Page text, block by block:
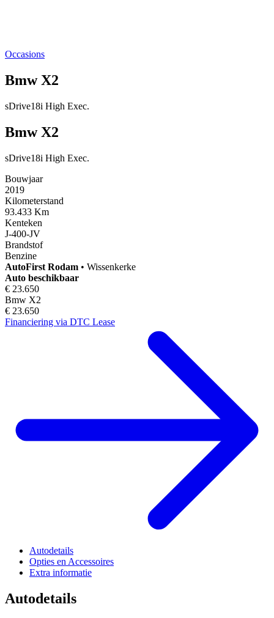
Occasions
Bmw X2
sDrive18i High Exec.
Bmw X2
sDrive18i High Exec.
Bouwjaar
2019
Kilometerstand
93.433 Km
Kenteken
J-400-JV
Brandstof
Benzine
AutoFirst Rodam • Wissenkerke
Auto beschikbaar
€ 23.650
Bmw X2
€ 23.650
Financiering via DTC Lease
Autodetails
Opties en Accessoires
Extra informatie
Autodetails